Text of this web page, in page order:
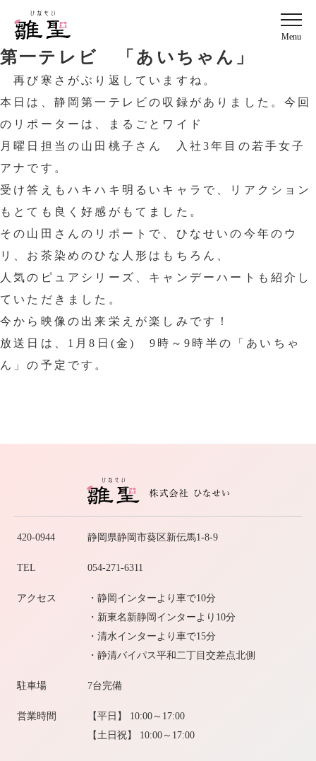
Menu
第一テレビ 「あいちゃん」
再び寒さがぶり返していますね。
本日は、静岡第一テレビの収録がありました。今回
のリポーターは、まるごとワイド
月曜日担当の山田桃子さん 入社3年目の若手女子
アナです。
受け答えもハキハキ明るいキャラで、リアクション
もとても良く好感がもてました。
その山田さんのリポートで、ひなせいの今年のウ
リ、お茶染めのひな人形はもちろん、
人気のピュアシリーズ、キャンデーハートも紹介し
ていただきました。
今から映像の出来栄えが楽しみです！
放送日は、1月8日(金) 9時～9時半の「あいちゃ
ん」の予定です。
420-0944 静岡県静岡市葵区新伝馬1-8-9
TEL 054-271-6311
アクセス
・静岡インターより車で10分
・新東名新静岡インターより10分
・清水インターより車で15分
・静清バイパス平和二丁目交差点北側
駐車場 7台完備
営業時間
【平日】 10:00～17:00
【土日祝】 10:00～17:00